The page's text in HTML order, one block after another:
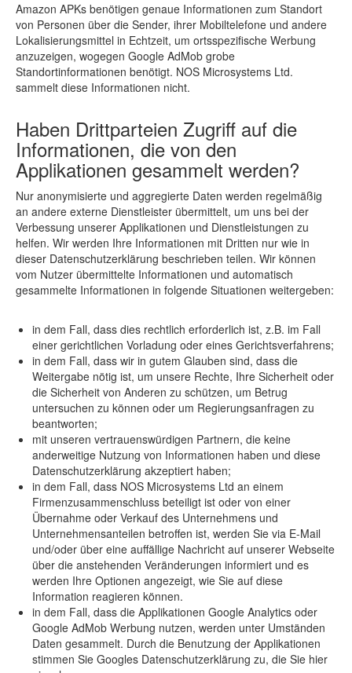
Amazon APKs benötigen genaue Informationen zum Standort
von Personen über die Sender, ihrer Mobiltelefone und andere
Lokalisierungsmittel in Echtzeit, um ortsspezifische Werbung
anzuzeigen, wogegen Google AdMob grobe
Standortinformationen benötigt. NOS Microsystems Ltd.
sammelt diese Informationen nicht.
Haben Drittparteien Zugriff auf die
Informationen, die von den
Applikationen gesammelt werden?
Nur anonymisierte und aggregierte Daten werden regelmäßig
an andere externe Dienstleister übermittelt, um uns bei der
Verbessung unserer Applikationen und Dienstleistungen zu
helfen. Wir werden Ihre Informationen mit Dritten nur wie in
dieser Datenschutzerklärung beschrieben teilen. Wir können
vom Nutzer übermittelte Informationen und automatisch
gesammelte Informationen in folgende Situationen weitergeben:
in dem Fall, dass dies rechtlich erforderlich ist, z.B. im Fall
einer gerichtlichen Vorladung oder eines Gerichtsverfahrens;
in dem Fall, dass wir in gutem Glauben sind, dass die
Weitergabe nötig ist, um unsere Rechte, Ihre Sicherheit oder
die Sicherheit von Anderen zu schützen, um Betrug
untersuchen zu können oder um Regierungsanfragen zu
beantworten;
mit unseren vertrauenswürdigen Partnern, die keine
anderweitige Nutzung von Informationen haben und diese
Datenschutzerklärung akzeptiert haben;
in dem Fall, dass NOS Microsystems Ltd an einem
Firmenzusammenschluss beteiligt ist oder von einer
Übernahme oder Verkauf des Unternehmens und
Unternehmensanteilen betroffen ist, werden Sie via E-Mail
und/oder über eine auffällige Nachricht auf unserer Webseite
über die anstehenden Veränderungen informiert und es
werden Ihre Optionen angezeigt, wie Sie auf diese
Information reagieren können.
in dem Fall, dass die Applikationen Google Analytics oder
Google AdMob Werbung nutzen, werden unter Umständen
Daten gesammelt. Durch die Benutzung der Applikationen
stimmen Sie Googles Datenschutzerklärung zu, die Sie hier